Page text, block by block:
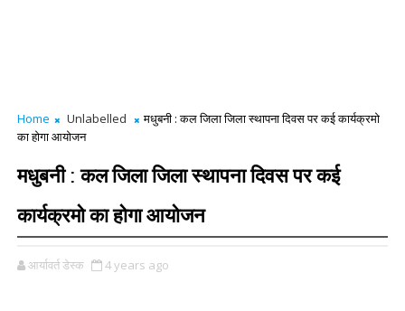
Home Unlabelled
मधुबनी : कल जिला जिला स्थापना दिवस पर कई कार्यक्रमो
का होगा आयोजन
मधुबनी : कल जिला जिला स्थापना दिवस पर कई
कार्यक्रमो का होगा आयोजन
आर्यावर्त डेस्क 4 years ago